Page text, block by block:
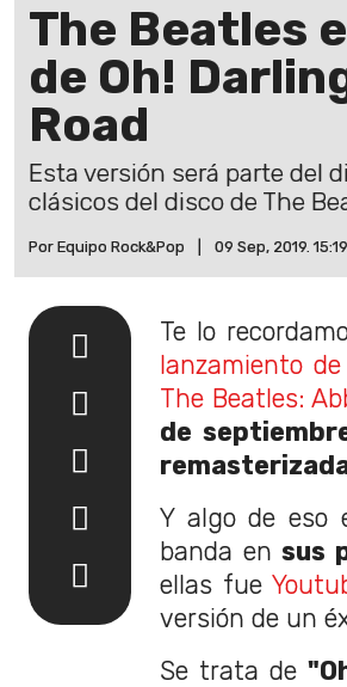
The Beatles
de Oh!
Road
Esta versión será parte del
clásicos del disco de The
Por Equipo Rock&Pop 09 Sep, 2019.
Te lo
lanzamiento
The Beatles:
de
Y algo de eso
banda en sus
ellas fue
versión de un
Se trata de